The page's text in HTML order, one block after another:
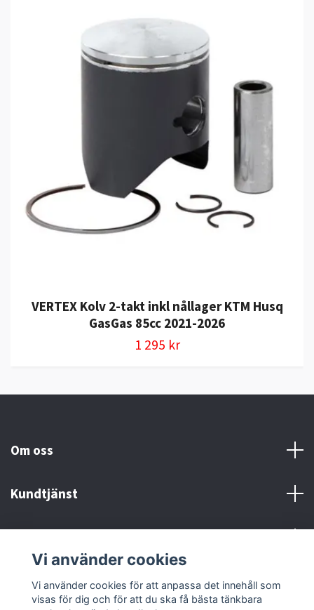
VERTEX Kolv 2-takt inkl nållager KTM Husq
GasGas 85cc 2021-2026
1 295 kr
Om oss
Kundtjänst
Sociala medier
Vi använder cookies
Vi använder cookies för att anpassa det innehåll som
visas för dig och för att du ska få bästa tänkbara